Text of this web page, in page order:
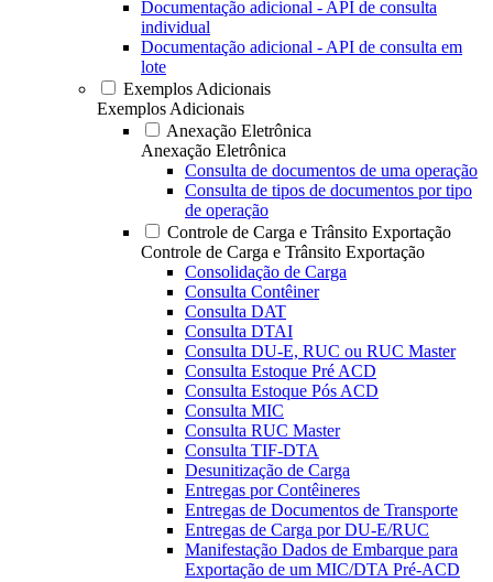
Documentação adicional - API de consulta
individual
Documentação adicional - API de consulta em
lote
Exemplos Adicionais
Exemplos Adicionais
Anexação Eletrônica
Anexação Eletrônica
Consulta de documentos de uma operação
Consulta de tipos de documentos por tipo
de operação
Controle de Carga e Trânsito Exportação
Controle de Carga e Trânsito Exportação
Consolidação de Carga
Consulta Contêiner
Consulta DAT
Consulta DTAI
Consulta DU-E, RUC ou RUC Master
Consulta Estoque Pré ACD
Consulta Estoque Pós ACD
Consulta MIC
Consulta RUC Master
Consulta TIF-DTA
Desunitização de Carga
Entregas por Contêineres
Entregas de Documentos de Transporte
Entregas de Carga por DU-E/RUC
Manifestação Dados de Embarque para
Exportação de um MIC/DTA Pré-ACD